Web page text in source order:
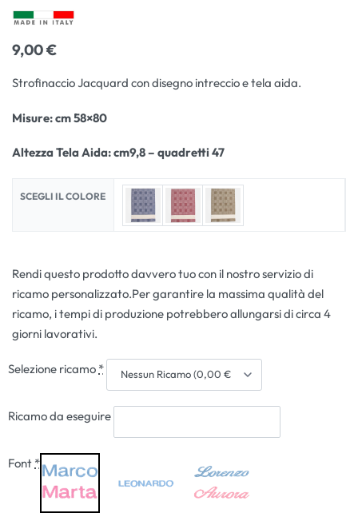
9,00€
Strofinaccio Jacquard con disegno intreccio e tela aida.
Misure: cm 58×80
Altezza Tela Aida: cm9,8 – quadretti 47
SCEGLI IL COLORE
Rendi questo prodotto davvero tuo con il nostro servizio di
ricamo personalizzato.Per garantire la massima qualità del
ricamo, i tempi di produzione potrebbero allungarsi di circa 4
giorni lavorativi.
Selezione ricamo *
Ricamo da eseguire
Font *